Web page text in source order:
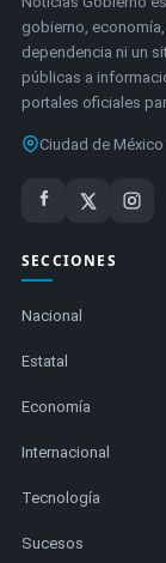
gobierno,
dependencia ni un
públicas a
portales oficiales
Ciudad de México
SECCIONES
Nacional
Estatal
Economía
Internacional
Tecnología
Sucesos